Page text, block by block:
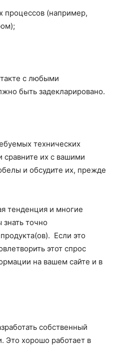
процессов (например,
с любыми
быть задекларировано.
технических
сравните их с вашими
и обсудите их, прежде
тенденция и многие
знать точно
Если это
этот спрос
на вашем сайте и в
собственный
Это хорошо работает в